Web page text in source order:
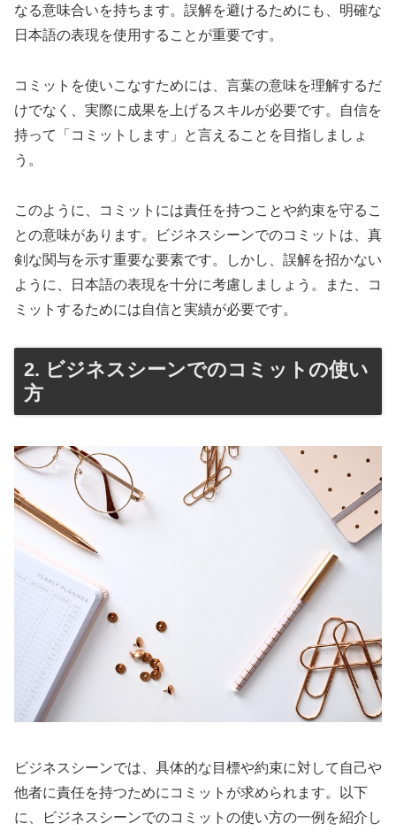
なる意味合いを持ちます。誤解を避けるためにも、明確な
日本語の表現を使用することが重要です。
コミットを使いこなすためには、言葉の意味を理解するだ
けでなく、実際に成果を上げるスキルが必要です。自信を
持って「コミットします」と言えることを目指しましょ
う。
このように、コミットには責任を持つことや約束を守るこ
との意味があります。ビジネスシーンでのコミットは、真
剣な関与を示す重要な要素です。しかし、誤解を招かない
ように、日本語の表現を十分に考慮しましょう。また、コ
ミットするためには自信と実績が必要です。
2. ビジネスシーンでのコミットの使い
方
ビジネスシーンでは、具体的な目標や約束に対して自己や
他者に責任を持つためにコミットが求められます。以下
に、ビジネスシーンでのコミットの使い方の一例を紹介し